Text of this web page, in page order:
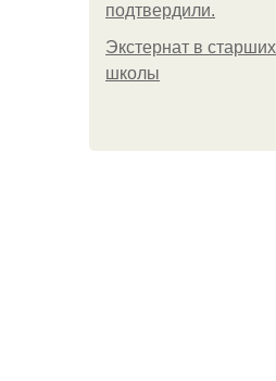
подтвердили.
Экстернат в
школы